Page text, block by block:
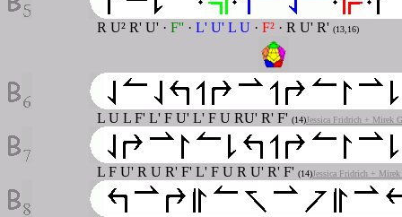
R U² R' U' · F'' · L' U' L U · F² · R U' R' (13,16)
L U L F' L' F U' L' F U RU' R' F' (14)Jessica Fridrich + Mirek
L F U' R U R' F' L' F U R U' R' F' (14)Jessica Fridrich +